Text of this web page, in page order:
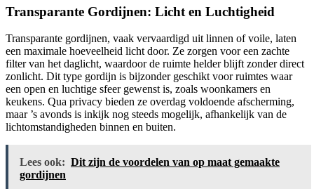
Transparante Gordijnen: Licht en Luchtigheid
Transparante gordijnen, vaak vervaardigd uit linnen of voile, laten
een maximale hoeveelheid licht door. Ze zorgen voor een zachte
filter van het daglicht, waardoor de ruimte helder blijft zonder direct
zonlicht. Dit type gordijn is bijzonder geschikt voor ruimtes waar
een open en luchtige sfeer gewenst is, zoals woonkamers en
keukens. Qua privacy bieden ze overdag voldoende afscherming,
maar ’s avonds is inkijk nog steeds mogelijk, afhankelijk van de
lichtomstandigheden binnen en buiten.
Lees ook: Dit zijn de voordelen van op maat gemaakte
gordijnen